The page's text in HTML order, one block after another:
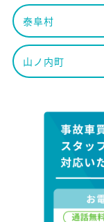
泰阜村
山ノ内町